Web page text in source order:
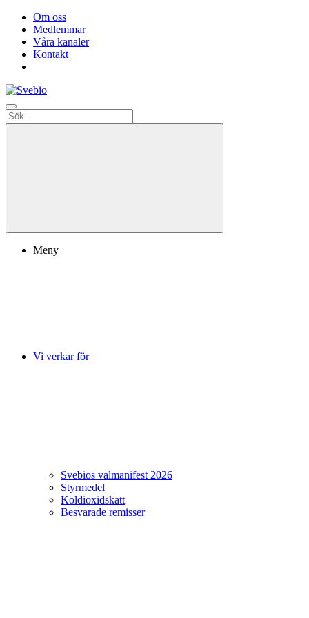
Om oss
Medlemmar
Våra kanaler
Kontakt
Meny
Vi verkar för
Svebios valmanifest 2026
Styrmedel
Koldioxidskatt
Besvarade remisser